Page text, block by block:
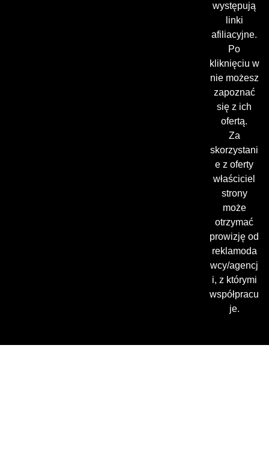
występują
linki
afiliacyjne.
Po
kliknięciu w
nie możesz
zapoznać
się z ich
ofertą.
Za
skorzystani
e z oferty
właściciel
strony
może
otrzymać
prowizję od
reklamoda
wcy/agencj
i, z którymi
współpracu
je.